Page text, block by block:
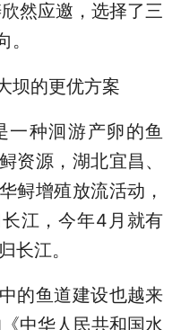
然应邀，选择了三
坝的更优方案
种洄游产卵的鱼
资源，湖北宜昌、
鲟增殖放流活动，
江，今年4月就有
长江。
的鱼道建设也越来
中华人民共和国水